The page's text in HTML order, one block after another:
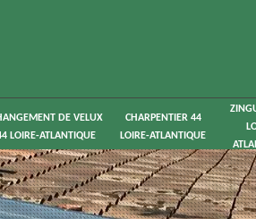
DE VELUX
LOIRE-ATLANTIQUE
CHARPENTIER 44
LOIRE-ATLANTIQUE